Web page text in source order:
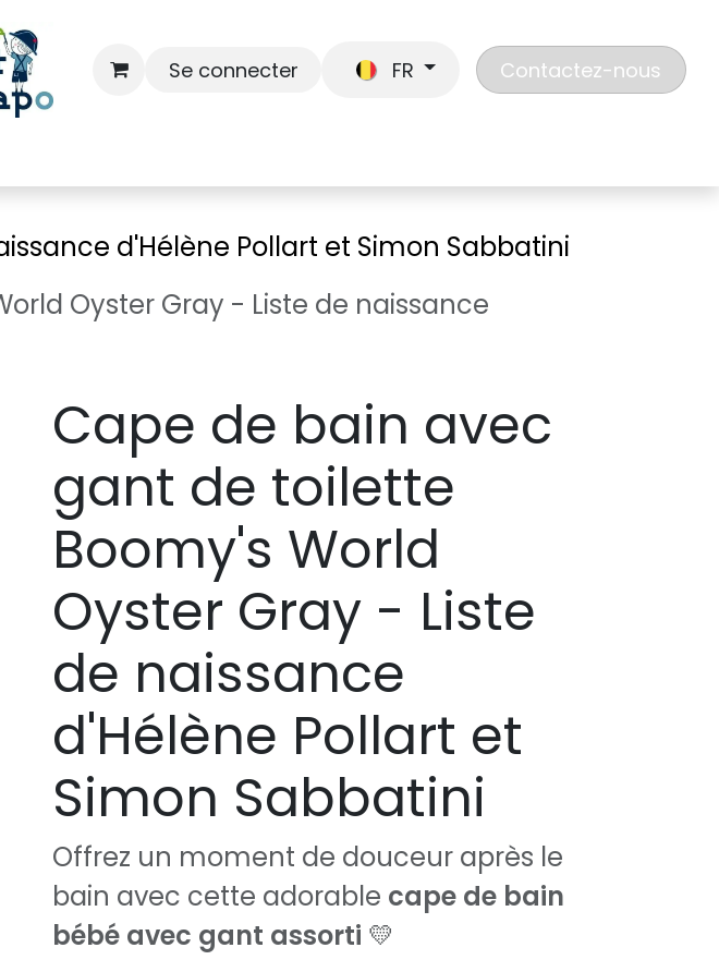
Se connecter FR Contactez-nous
d'Hélène Pollart et Simon Sabbatini
Oyster Gray - Liste de naissance
Cape de bain avec
gant de toilette
Boomy's World
Oyster Gray - Liste
de naissance
d'Hélène Pollart et
Simon Sabbatini
Offrez un moment de douceur après le
bain avec cette adorable cape de bain
bébé avec gant assorti 💛